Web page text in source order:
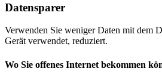
Datensparer
Verwenden Sie weniger Daten mit dem
Gerät verwendet, reduziert.
Wo Sie offenes Internet bekommen